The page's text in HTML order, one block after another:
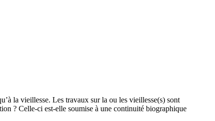
la vieillesse. Les travaux sur la ou les vieillesse(s) sont
? Celle-ci est-elle soumise à une continuité biographique